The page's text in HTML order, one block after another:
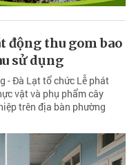
động thu gom bao
sử dụng
- Đà Lạt tổ chức Lễ phát
vật và phụ phẩm cây
trên địa bàn phường